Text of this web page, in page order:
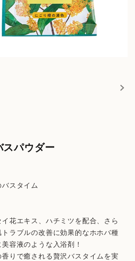
スパウダー
スタイム
花エキス、ハチミツを配合、さら
ラブルの改善に効果的なホホバ種
容液のような入浴剤！
りで癒される贅沢バスタイムを実